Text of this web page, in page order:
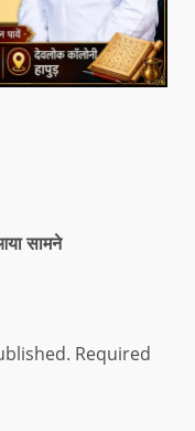
सामने
Required